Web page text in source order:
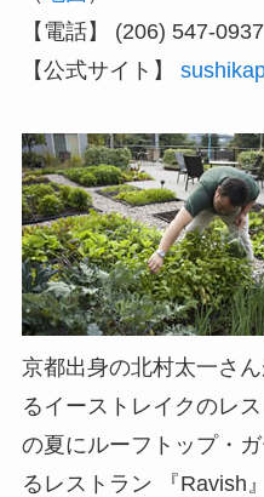
【電話】 (206) 547-0937
【公式サイト】
京都出身の北村太一さ
るイーストレイクのレ
の夏にルーフトップ・
るレストラン 『Ravish